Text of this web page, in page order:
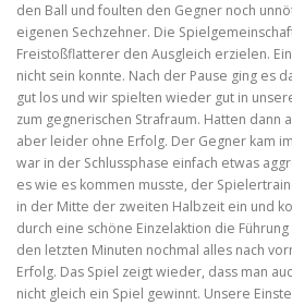
den Ball und foulten den Gegner noch
eigenen Sechzehner. Die
Freistoßflatterer den Ausgleich erzielen.
nicht sein konnte. Nach der Pause ging es
gut los und wir spielten wieder gut in
zum gegnerischen Strafraum. Hatten dann
aber leider ohne Erfolg. Der Gegner kam
war in der Schlussphase einfach etwas
es wie es kommen musste, der
in der Mitte der zweiten Halbzeit ein und
durch eine schöne Einzelaktion die
den letzten Minuten nochmal alles nach
Erfolg. Das Spiel zeigt wieder, dass man
nicht gleich ein Spiel gewinnt. Unsere